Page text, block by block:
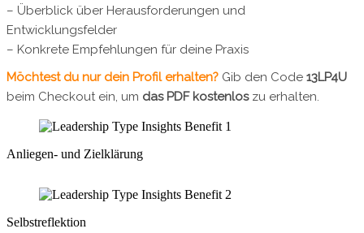
Anliegen- und Zielklärung
Selbstreflektion